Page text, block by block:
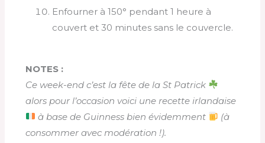
Enfourner à 150° pendant 1 heure à
couvert et 30 minutes sans le couvercle.
NOTES :
Ce week-end c’est la fête de la St Patrick
alors pour l’occasion voici une recette irlandaise
à base de Guinness bien évidemment
(à
consommer avec modération !).